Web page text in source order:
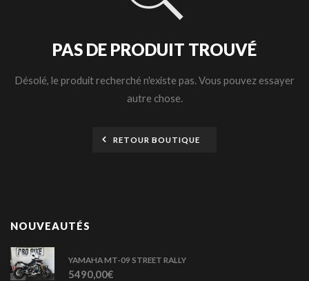
PAS DE PRODUIT TROUVÉ
Désolé, le produit recherché n'existe pas. Vous pouvez essayer
autre chose.
RETOUR BOUTIQUE
NOUVEAUTÉS
YAMAHA MT-09 STREET RALLY
5490,00€